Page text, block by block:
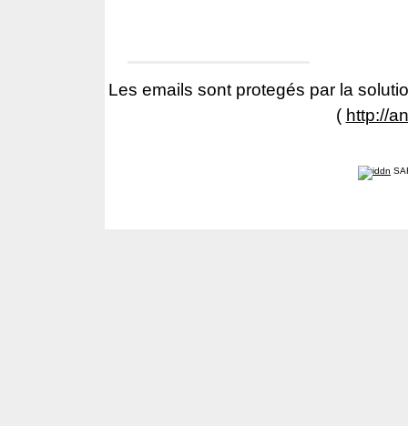
Les emails sont protegés par la
( http://